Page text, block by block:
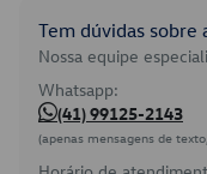
Tem dúvidas
Nossa equipe
Whatsapp:
(41) 99125-2143
(apenas mensagens de